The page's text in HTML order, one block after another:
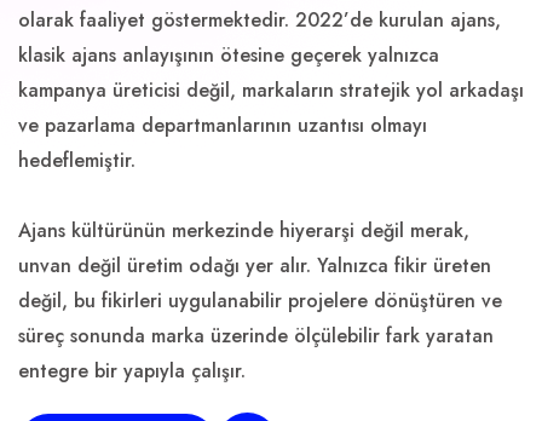
olarak faaliyet göstermektedir. 2022’de kurulan ajans,
klasik ajans anlayışının ötesine geçerek yalnızca
kampanya üreticisi değil, markaların stratejik yol arkadaşı
ve pazarlama departmanlarının uzantısı olmayı
hedeflemiştir.
Ajans kültürünün merkezinde hiyerarşi değil merak,
unvan değil üretim odağı yer alır. Yalnızca fikir üreten
değil, bu fikirleri uygulanabilir projelere dönüştüren ve
süreç sonunda marka üzerinde ölçülebilir fark yaratan
entegre bir yapıyla çalışır.